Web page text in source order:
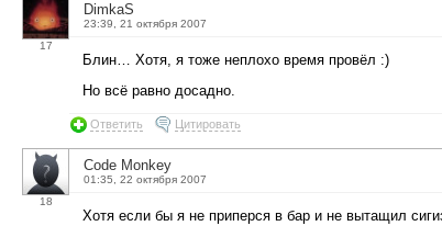
17
DimkaS
23:39, 21 октября 2007
Блин… Хотя, я тоже неплохо время провёл :)
Но всё равно досадно.
Ответить Цитировать
18
Code Monkey
01:35, 22 октября 2007
Хотя если бы я не приперся в бар и не вытащил